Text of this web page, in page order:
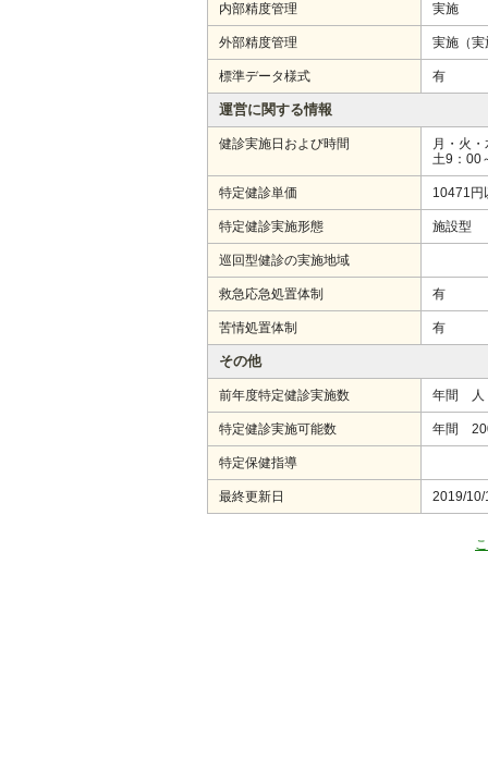
内部精度管理 実施
外部精度管理 実施（実
標準データ様式 有
運営に関する情報
健診実施日および時間
月・火
土9：
特定健診単価 10471円
特定健診実施形態 施設型
巡回型健診の実施地域
救急応急処置体制 有
苦情処置体制 有
その他
前年度特定健診実施数 年間 人
特定健診実施可能数 年間
特定保健指導
最終更新日 2019/10/